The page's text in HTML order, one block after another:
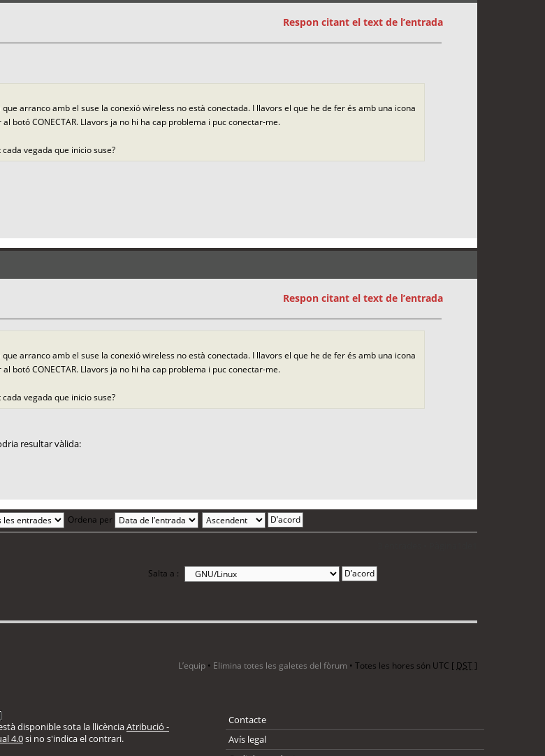
Respon citant el text de l’entrada
arranco amb el suse la conexió wireless no està conectada. I llavors el que he de fer és amb una icona
botó CONECTAR. Llavors ja no hi ha cap problema i puc conectar-me.
vegada que inicio suse?
Respon citant el text de l’entrada
arranco amb el suse la conexió wireless no està conectada. I llavors el que he de fer és amb una icona
botó CONECTAR. Llavors ja no hi ha cap problema i puc conectar-me.
vegada que inicio suse?
resultar vàlida:
Ordena per
Salta a :
L’equip • Elimina totes les galetes del fòrum • Totes les hores són UTC [ DST]
disponible sota la llicènciaAtribució -
4.0si no s'indica el contrari.
Contacte
Avís legal